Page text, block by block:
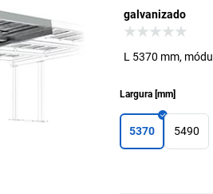
galvanizado
L 5370 mm,
Largura [mm]
5370 5490